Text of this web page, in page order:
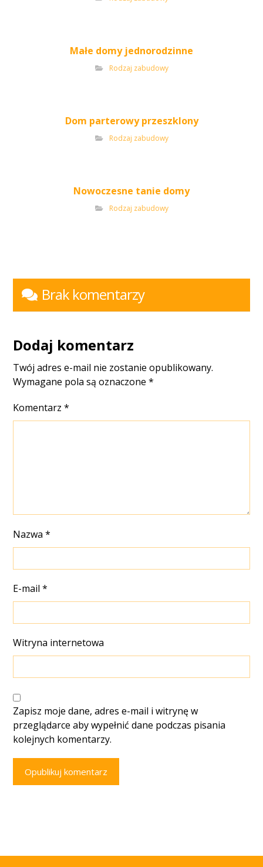
Małe domy jednorodzinne
Rodzaj zabudowy
Dom parterowy przeszklony
Rodzaj zabudowy
Nowoczesne tanie domy
Rodzaj zabudowy
Brak komentarzy
Dodaj komentarz
Twój adres e-mail nie zostanie opublikowany.
Wymagane pola są oznaczone*
Komentarz*
Nazwa*
E-mail*
Witryna internetowa
Zapisz moje dane, adres e-mail i witrynę w
przeglądarce aby wypełnić dane podczas pisania
kolejnych komentarzy.
Opublikuj komentarz